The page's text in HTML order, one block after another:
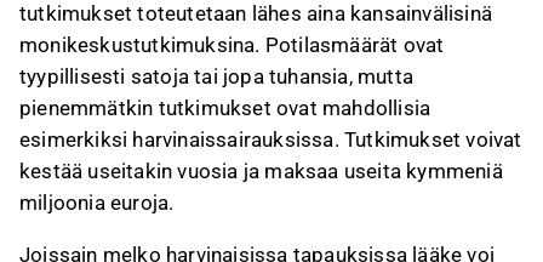
tutkimukset toteutetaan lähes aina kansainvälisinä
monikeskustutkimuksina. Potilasmäärät ovat
tyypillisesti satoja tai jopa tuhansia, mutta
pienemmätkin tutkimukset ovat mahdollisia
esimerkiksi harvinaissairauksissa. Tutkimukset voivat
kestää useitakin vuosia ja maksaa useita kymmeniä
miljoonia euroja.
Joissain melko harvinaisissa tapauksissa lääke voi